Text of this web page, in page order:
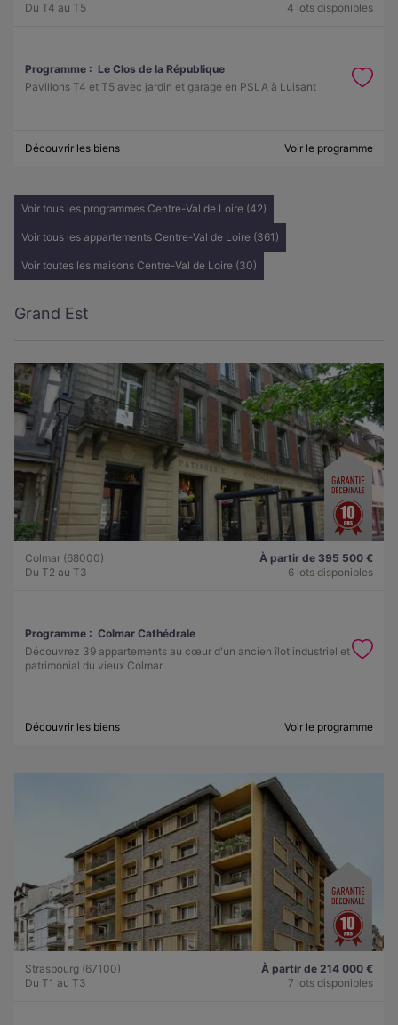
Du T4 au T5
4 lots disponibles
Programme : Le Clos de la République
Pavillons T4 et T5 avec jardin et garage en PSLA à Luisant
Découvrir les biens Voir le programme
Voir tous les programmes Centre-Val de Loire (42)
Voir tous les appartements Centre-Val de Loire (361)
Voir toutes les maisons Centre-Val de Loire (30)
Grand Est
Colmar (68000)
Du T2 au T3
À partir de 395 500 €
6 lots disponibles
Programme : Colmar Cathédrale
Découvrez 39 appartements au cœur d'un ancien îlot industriel et
patrimonial du vieux Colmar.
Découvrir les biens Voir le programme
Strasbourg (67100)
Du T1 au T3
À partir de 214 000 €
7 lots disponibles